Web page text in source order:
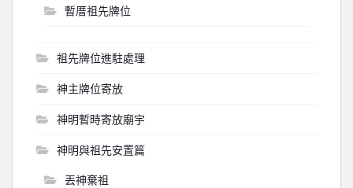
暫厝祖先牌位
祖先牌位進駐處理
神主牌位寄放
神明暫時寄放廟宇
神明與祖先安置篇
丟神棄祖